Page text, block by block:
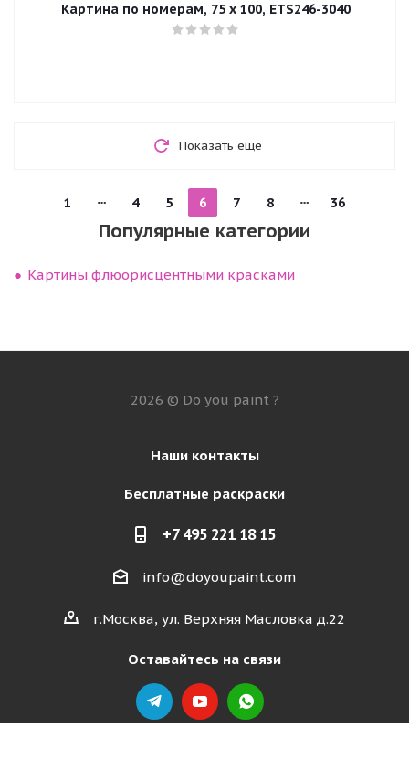
Картина по номерам, 75 x 100, ETS246-3040
Показать еще
1 4 5 6 7 8 36
Популярные категории
Картины флюорисцентными красками
2026 © Do you paint ?
Наши контакты
Бесплатные раскраски
+7 495 221 18 15
info@doyoupaint.com
г.Москва, ул. Верхняя Масловка д.22
Оставайтесь на связи